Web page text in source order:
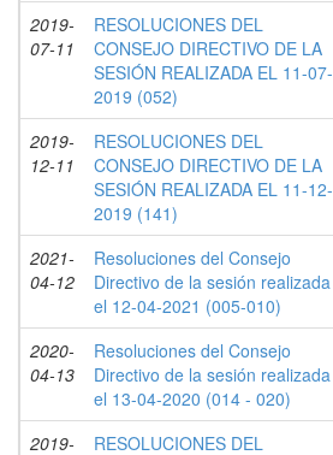
2019-
07-11
RESOLUCIONES DEL
CONSEJO DIRECTIVO DE LA
SESIÓN REALIZADA EL 11-07-
2019 (052)
2019-
12-11
RESOLUCIONES DEL
CONSEJO DIRECTIVO DE LA
SESIÓN REALIZADA EL 11-12-
2019 (141)
2021-
04-12
Resoluciones del Consejo
Directivo de la sesión realizada
el 12-04-2021 (005-010)
2020-
04-13
Resoluciones del Consejo
Directivo de la sesión realizada
el 13-04-2020 (014 - 020)
2019-
RESOLUCIONES DEL